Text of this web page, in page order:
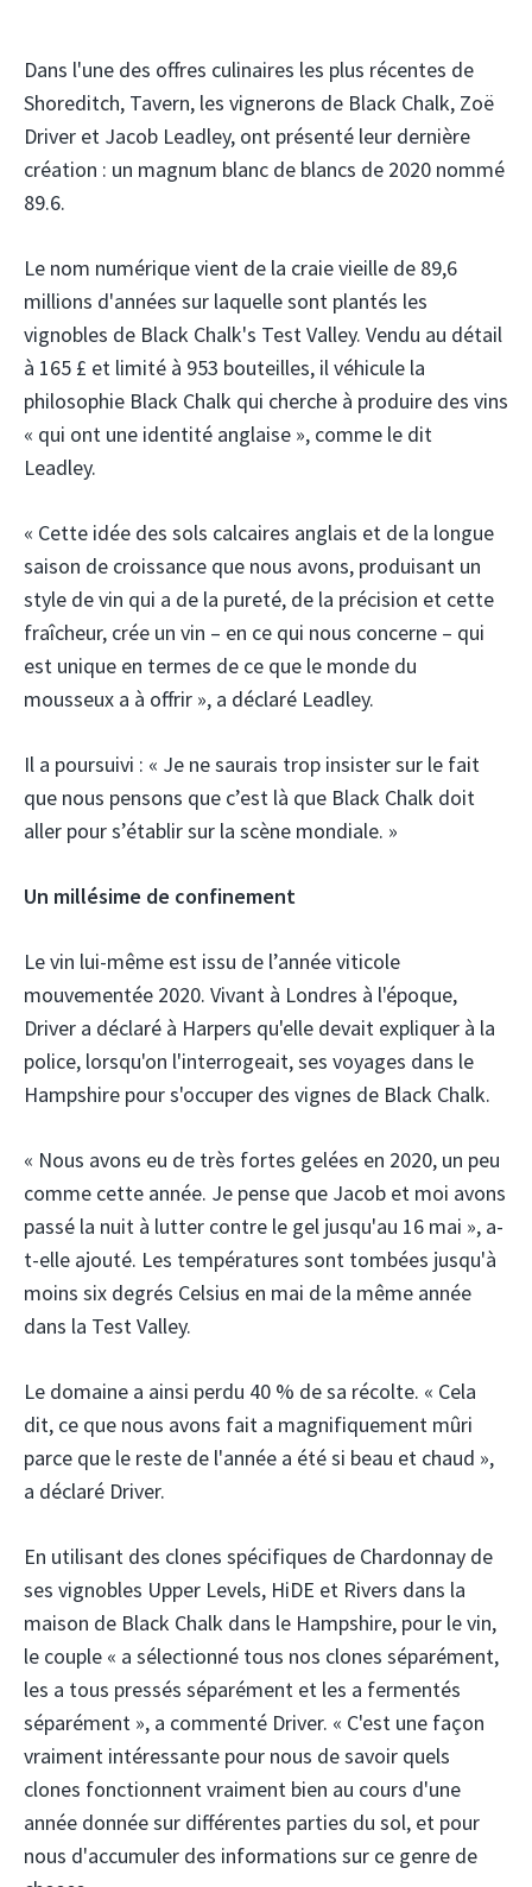
Dans l'une des offres culinaires les plus récentes de
Shoreditch, Tavern, les vignerons de Black Chalk, Zoë
Driver et Jacob Leadley, ont présenté leur dernière
création : un magnum blanc de blancs de 2020 nommé
89.6.
Le nom numérique vient de la craie vieille de 89,6
millions d'années sur laquelle sont plantés les
vignobles de Black Chalk's Test Valley. Vendu au détail
à 165 £ et limité à 953 bouteilles, il véhicule la
philosophie Black Chalk qui cherche à produire des vins
« qui ont une identité anglaise », comme le dit
Leadley.
« Cette idée des sols calcaires anglais et de la longue
saison de croissance que nous avons, produisant un
style de vin qui a de la pureté, de la précision et cette
fraîcheur, crée un vin – en ce qui nous concerne – qui
est unique en termes de ce que le monde du
mousseux a à offrir », a déclaré Leadley.
Il a poursuivi : « Je ne saurais trop insister sur le fait
que nous pensons que c’est là que Black Chalk doit
aller pour s’établir sur la scène mondiale. »
Un millésime de confinement
Le vin lui-même est issu de l’année viticole
mouvementée 2020. Vivant à Londres à l'époque,
Driver a déclaré à Harpers qu'elle devait expliquer à la
police, lorsqu'on l'interrogeait, ses voyages dans le
Hampshire pour s'occuper des vignes de Black Chalk.
« Nous avons eu de très fortes gelées en 2020, un peu
comme cette année. Je pense que Jacob et moi avons
passé la nuit à lutter contre le gel jusqu'au 16 mai », a-
t-elle ajouté. Les températures sont tombées jusqu'à
moins six degrés Celsius en mai de la même année
dans la Test Valley.
Le domaine a ainsi perdu 40 % de sa récolte. « Cela
dit, ce que nous avons fait a magnifiquement mûri
parce que le reste de l'année a été si beau et chaud »,
a déclaré Driver.
En utilisant des clones spécifiques de Chardonnay de
ses vignobles Upper Levels, HiDE et Rivers dans la
maison de Black Chalk dans le Hampshire, pour le vin,
le couple « a sélectionné tous nos clones séparément,
les a tous pressés séparément et les a fermentés
séparément », a commenté Driver. « C'est une façon
vraiment intéressante pour nous de savoir quels
clones fonctionnent vraiment bien au cours d'une
année donnée sur différentes parties du sol, et pour
nous d'accumuler des informations sur ce genre de